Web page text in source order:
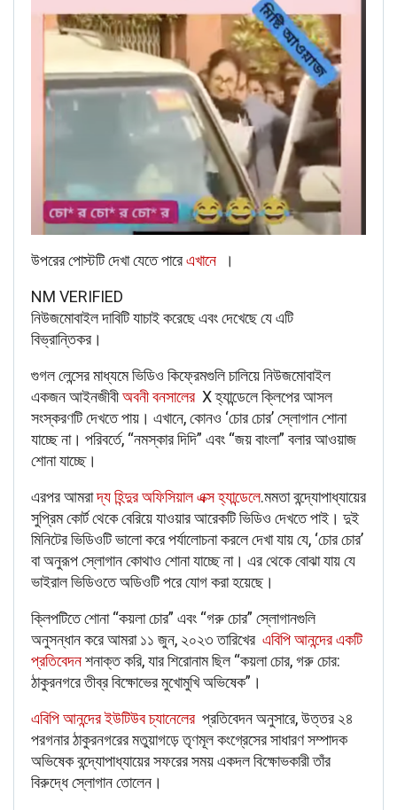
‌উপরের পোস্টটি দেখা যেতে পারেএখানে
।
NM VERIFIED
নিউজমোবাইল দাবিটি যাচাই করেছে এবং দেখেছে যে এটি
বিভ্রান্তিকর।
গুগল লেন্সের মাধ্যমে ভিডিও কিফ্রেমগুলি চালিয়ে নিউজমোবাইল
একজন আইনজীবীঅবনী বনসালের X হ্যান্ডেলে ক্লিপের আসল
সংস্করণটি দেখতে পায়। এখানে, কোনও ‘চোর চোর’ স্লোগান শোনা
যাচ্ছে না। পরিবর্তে, “নমস্কার দিদি” এবং “জয় বাংলা” বলার আওয়াজ
শোনা যাচ্ছে।
এরপর আমরাদ্য হিন্দুর অফিসিয়াল এক্স হ্যান্ডেলে.মমতা বন্দ্যোপাধ্যায়ের
সুপ্রিম কোর্ট থেকে বেরিয়ে যাওয়ার আরেকটি ভিডিও দেখতে পাই। দুই
মিনিটের ভিডিওটি ভালো করে পর্যালোচনা করলে দেখা যায় যে, ‘চোর চোর’
বা অনুরূপ স্লোগান কোথাও শোনা যাচ্ছে না। এর থেকে বোঝা যায় যে
ভাইরাল ভিডিওতে অডিওটি পরে যোগ করা হয়েছে।
ক্লিপটিতে শোনা “কয়লা চোর” এবং “গরু চোর” স্লোগানগুলি
অনুসন্ধান করে আমরা ১১ জুন, ২০২৩ তারিখের এবিপি আনন্দের একটি
প্রতিবেদনশনাক্ত করি, যার শিরোনাম ছিল “কয়লা চোর, গরু চোর:
ঠাকুরনগরে তীব্র বিক্ষোভের মুখোমুখি অভিষেক”।
এবিপি আনন্দের ইউটিউব চ্যানেলের প্রতিবেদন অনুসারে, উত্তর ২৪
পরগনার ঠাকুরনগরের মতুয়াগড়ে তৃণমূল কংগ্রেসের সাধারণ সম্পাদক
অভিষেক বন্দ্যোপাধ্যায়ের সফরের সময় একদল বিক্ষোভকারী তাঁর
বিরুদ্ধে স্লোগান তোলেন।